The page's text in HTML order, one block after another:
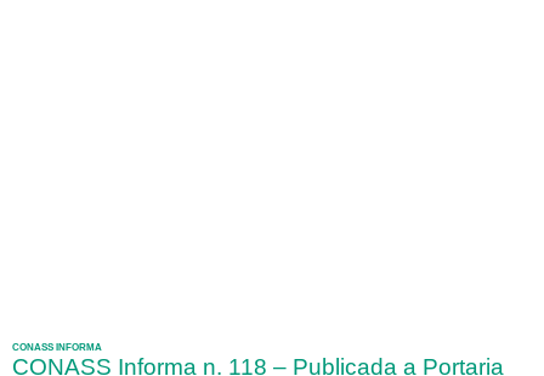
CONASS INFORMA
CONASS Informa n. 118 – Publicada a Portaria